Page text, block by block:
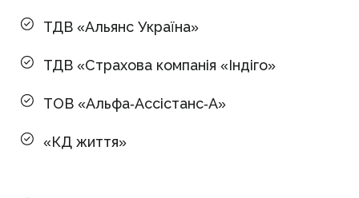
ТДВ «Альянс Україна»
ТДВ «Страхова компанія «Індіго»
ТОВ «Альфа-Ассістанс-А»
«КД життя»